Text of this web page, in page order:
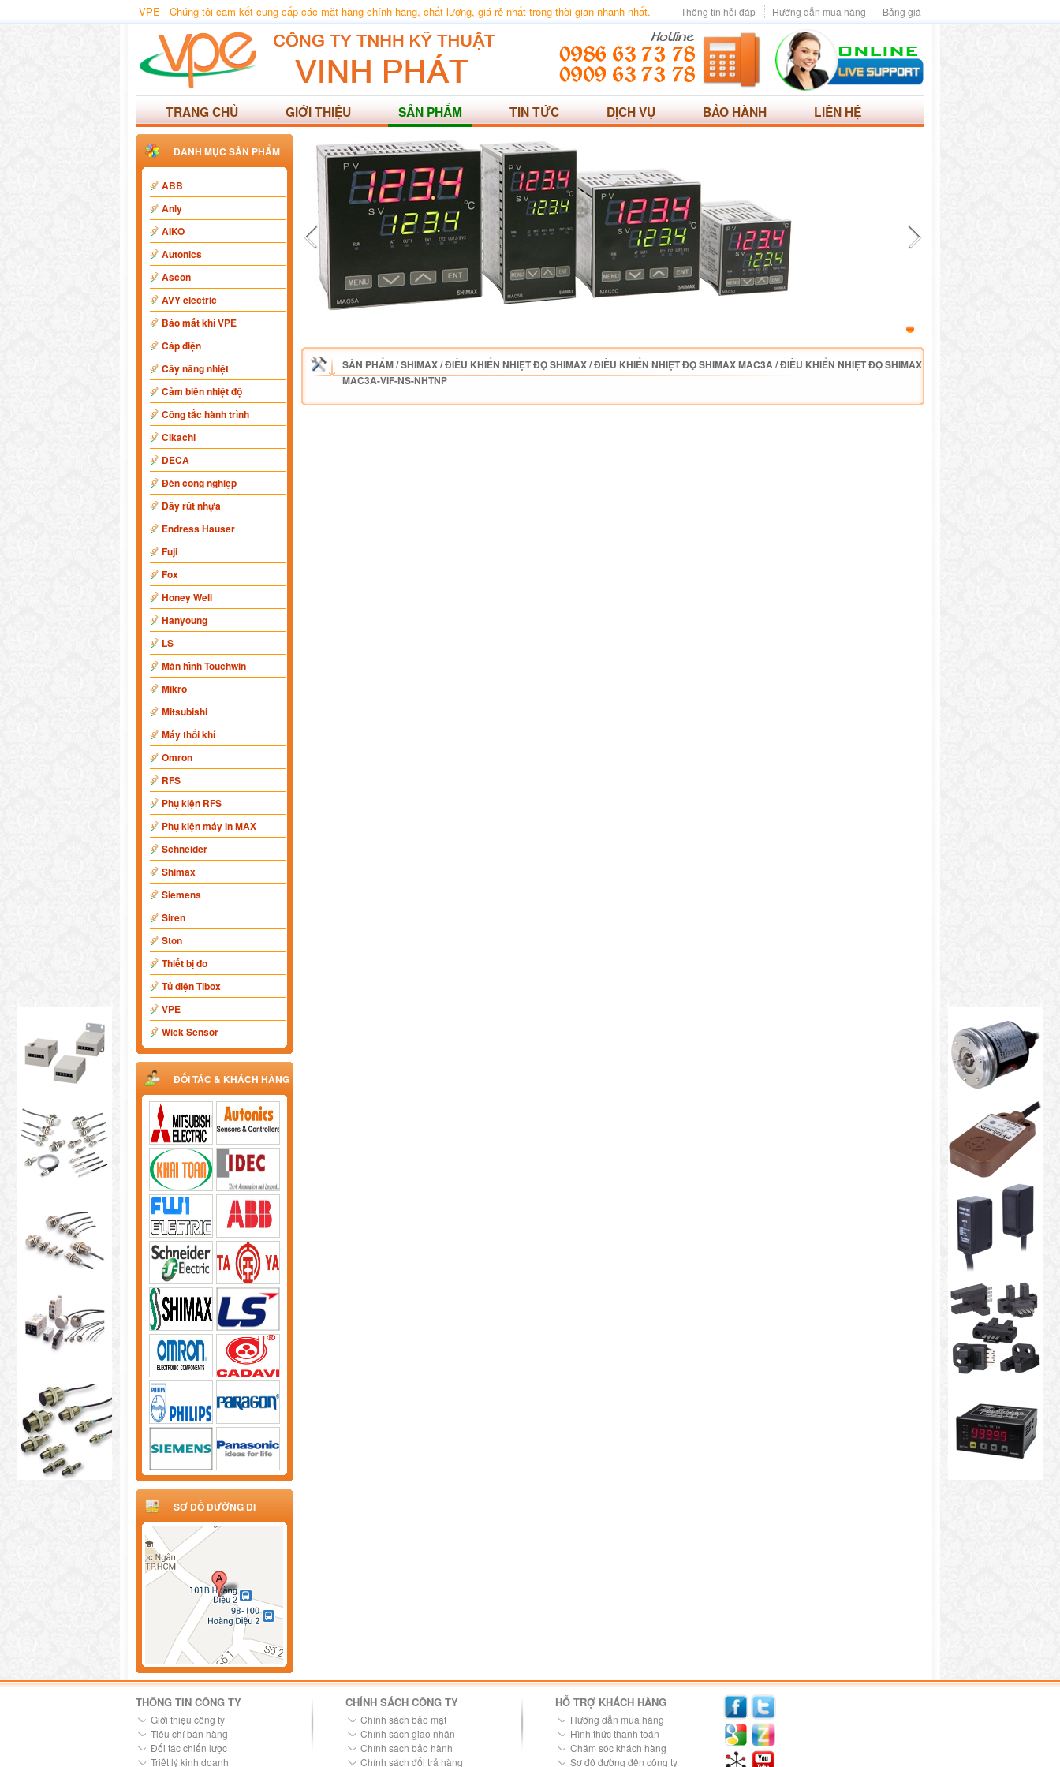
VPE - Chúng tôi cam kết cung cấp các mặt hàng chính hãng, chất lượng, giá rẻ nhất trong thời gian nhanh nhất. Bảng giá
Hướng dẫn mua hàng
Thông tin hỏi đáp
TRANG CHỦ GIỚI THIỆU SẢN PHẨM TIN TỨC DỊCH VỤ BẢO HÀNH LIÊN HỆ
DANH MỤC SẢN PHẨM
ABB
Anly
AIKO
Autonics
Ascon
AVY electric
Báo mất khí VPE
Cáp điện
Cây nâng nhiệt
Cảm biến nhiệt độ
Công tắc hành trình
Cikachi
DECA
Đèn công nghiệp
Dây rút nhựa
Endress Hauser
Fuji
Fox
Honey Well
Hanyoung
LS
Màn hình Touchwin
Mikro
Mitsubishi
Máy thổi khí
Omron
RFS
Phụ kiện RFS
Phụ kiện máy in MAX
Schneider
Shimax
Siemens
Siren
Ston
Thiết bị đo
Tủ điện Tibox
VPE
Wick Sensor
ĐỐI TÁC & KHÁCH HÀNG
SƠ ĐỒ ĐƯỜNG ĐI
SẢN PHẨM/SHIMAX/ĐIỀU KHIỂN NHIỆT ĐỘ SHIMAX/ĐIỀU KHIỂN NHIỆT ĐỘ SHIMAX MAC3A/ĐIỀU KHIỂN NHIỆT ĐỘ SHIMAX
MAC3A-VIF-NS-NHTNP
THÔNG TIN CÔNG TY
Giới thiệu công ty
Tiêu chí bán hàng
Đối tác chiến lược
Triết lý kinh doanh
CHÍNH SÁCH CÔNG TY
Chính sách bảo mật
Chính sách giao nhận
Chính sách bảo hành
Chính sách đổi trả hàng
HỖ TRỢ KHÁCH HÀNG
Hướng dẫn mua hàng
Hình thức thanh toán
Chăm sóc khách hàng
Sơ đồ đường đến công ty